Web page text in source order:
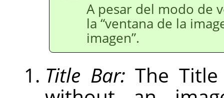
A pesar del modo de
la “ventana de la
imagen”.
Title Bar: The